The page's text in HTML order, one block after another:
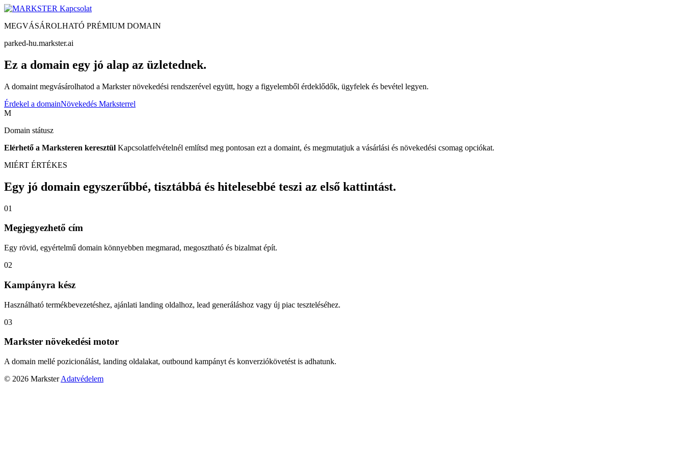
Kapcsolat
MEGVÁSÁROLHATÓ PRÉMIUM DOMAIN
parked-hu.markster.ai
Ez a domain egy jó alap az üzletednek.
A domaint megvásárolhatod a Markster növekedési rendszerével együtt, hogy a figyelemből érdeklődők, ügyfelek és bevétel legyen.
Érdekel a domainNövekedés Marksterrel
M
Domain státusz
Elérhető a Marksteren keresztül Kapcsolatfelvételnél említsd meg pontosan ezt a domaint, és megmutatjuk a vásárlási és növekedési csomag opciókat.
MIÉRT ÉRTÉKES
Egy jó domain egyszerűbbé, tisztábbá és hitelesebbé teszi az első kattintást.
01
Megjegyezhető cím
Egy rövid, egyértelmű domain könnyebben megmarad, megosztható és bizalmat épít.
02
Kampányra kész
Használható termékbevezetéshez, ajánlati landing oldalhoz, lead generáláshoz vagy új piac teszteléséhez.
03
Markster növekedési motor
A domain mellé pozicionálást, landing oldalakat, outbound kampányt és konverziókövetést is adhatunk.
© 2026 Markster Adatvédelem